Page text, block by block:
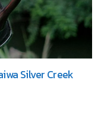
Silver Creek